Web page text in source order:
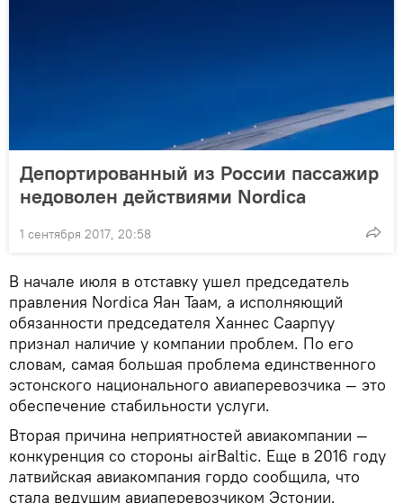
Депортированный из России пассажир
недоволен действиями Nordica
1 сентября 2017, 20:58
В начале июля в отставку ушел председатель
правления Nordica Яан Таам, а исполняющий
обязанности председателя Ханнес Саарпуу
признал наличие у компании проблем. По его
словам, самая большая проблема единственного
эстонского национального авиаперевозчика — это
обеспечение стабильности услуги.
Вторая причина неприятностей авиакомпании —
конкуренция со стороны airBaltic. Еще в 2016 году
латвийская авиакомпания гордо сообщила, что
стала ведущим авиаперевозчиком Эстонии.